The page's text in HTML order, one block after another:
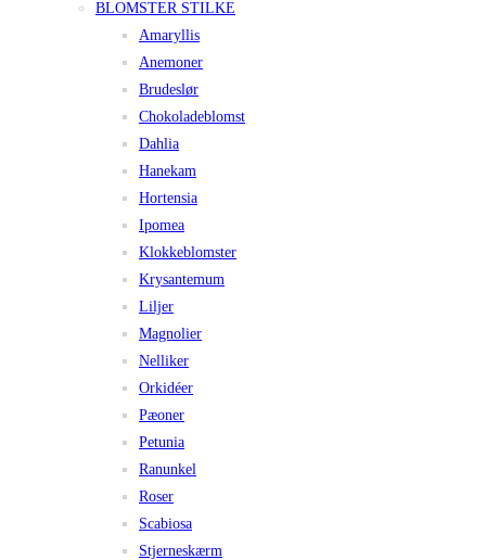
BLOMSTER STILKE
Amaryllis
Anemoner
Brudeslør
Chokoladeblomst
Dahlia
Hanekam
Hortensia
Ipomea
Klokkeblomster
Krysantemum
Liljer
Magnolier
Nelliker
Orkidéer
Pæoner
Petunia
Ranunkel
Roser
Scabiosa
Stjerneskærm